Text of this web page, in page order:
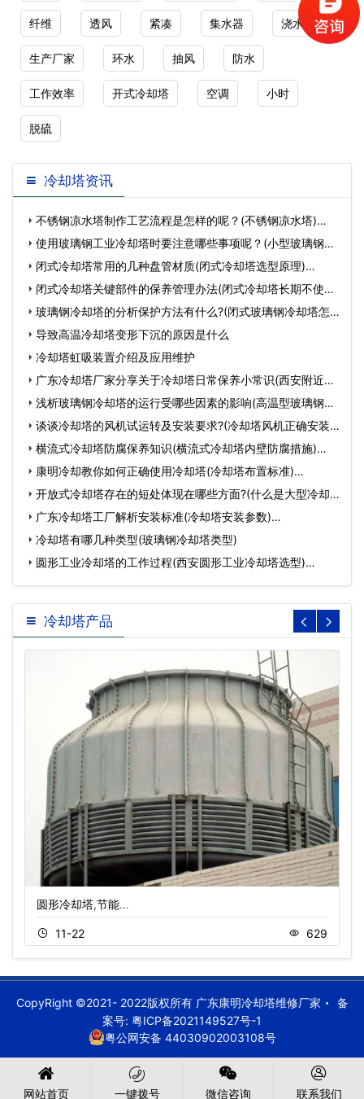
纤维 透风 紧凑 集水器 浇水
生产厂家 环水 抽风 防水
工作效率 开式冷却塔 空调 小时
脱硫
冷却塔资讯
不锈钢凉水塔制作工艺流程是怎样的呢？(不锈钢凉水塔)…
使用玻璃钢工业冷却塔时要注意哪些事项呢？(小型玻璃钢冷
却塔…
闭式冷却塔常用的几种盘管材质(闭式冷却塔选型原理)…
闭式冷却塔关键部件的保养管理办法(闭式冷却塔长期不使用
应…玻璃钢冷却塔的分析保护方法有什么?(闭式玻璃钢冷却塔怎
么…导致高温冷却塔变形下沉的原因是什么
冷却塔虹吸装置介绍及应用维护
广东冷却塔厂家分享关于冷却塔日常保养小常识(西安附近冷
却…浅析玻璃钢冷却塔的运行受哪些因素的影响(高温型玻璃钢冷
却…谈谈冷却塔的风机试运转及安装要求?(冷却塔风机正确安装
方…横流式冷却塔防腐保养知识(横流式冷却塔内壁防腐措施)…
康明冷却教你如何正确使用冷却塔(冷却塔布置标准)…
开放式冷却塔存在的短处体现在哪些方面?(什么是大型冷却
塔)…广东冷却塔工厂解析安装标准(冷却塔安装参数)…
冷却塔有哪几种类型(玻璃钢冷却塔类型)
圆形工业冷却塔的工作过程(西安圆形工业冷却塔选型)…
冷却塔产品
圆形冷却塔,节能…
11-22 629
CopyRight ©2021- 2022版权所有 广东康明冷却塔维修厂家
备
案号: 粤ICP备2021149527号-1
粤公网安备 44030902003108号
网站首页 一键拨号 微信咨询 联系我们